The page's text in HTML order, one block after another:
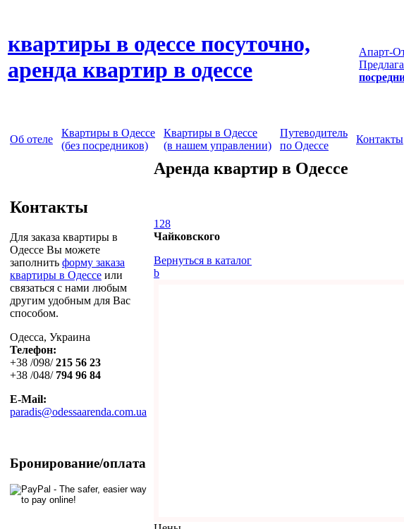
квартиры в одессе посуточно,
аренда квартир в одессе
Апарт-
Об отеле
Квартиры в Одессе
(без посредников)
Квартиры в Одессе
(в нашем управлении)
Путеводитель
по Одессе
Контакты
Контакты
Для заказа квартиры в
Одессе Вы можете
заполнить форму заказа
квартиры в Одессе или
связаться с нами любым
другим удобным для Вас
способом.
Одесса, Украина
Телефон:
+38 /098/215 56 23
+38 /048/ 794 96 84
E-Mail:
paradis@odessaarenda.com.ua
Бронирование/оплата
Аренда квартир в Одессе
128
Чайковского
Вернуться в каталог
b